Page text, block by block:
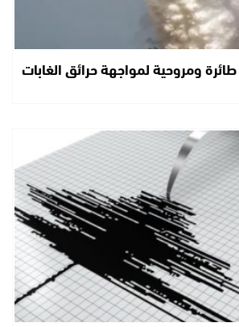
المغرب يحشد 25 طائرة ومروحية لمواجهة حرائق الغابات